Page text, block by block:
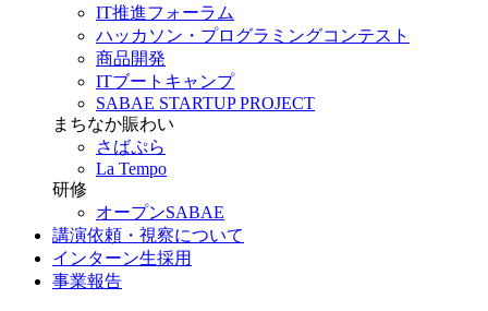
IT推進フォーラム
ハッカソン・プログラミングコンテスト
商品開発
ITブートキャンプ
SABAE STARTUP PROJECT
まちなか賑わい
さばぷら
La Tempo
研修
オープンSABAE
講演依頼・視察について
インターン生採用
事業報告